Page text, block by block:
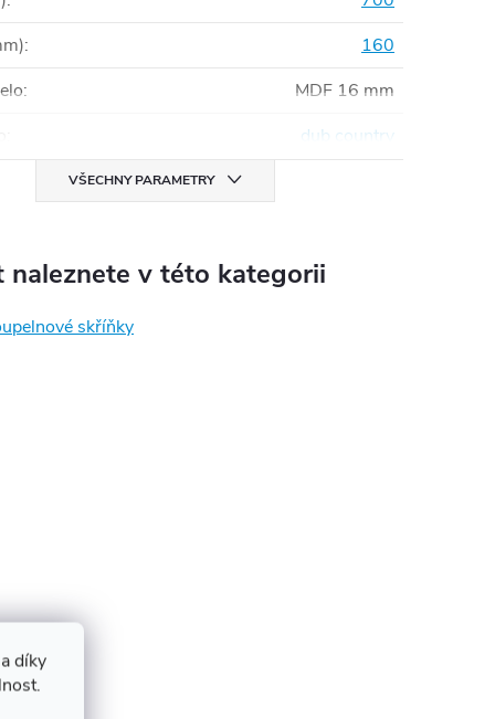
díky
:
160
:
MDF 16 mm
dub country
VŠECHNY PARAMETRY
naleznete v této kategorii
skříňky